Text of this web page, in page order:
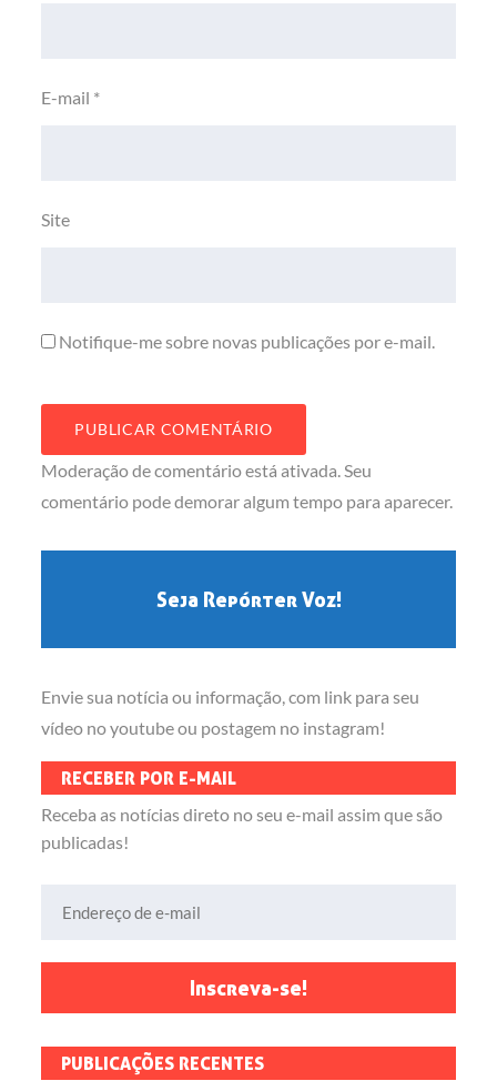
E-mail *
Site
Notifique-me sobre novas publicações por e-mail.
Moderação de comentário está ativada. Seu
comentário pode demorar algum tempo para aparecer.
Seja Repórter Voz!
Envie sua notícia ou informação, com link para seu
vídeo no youtube ou postagem no instagram!
RECEBER POR E-MAIL
Receba as notícias direto no seu e-mail assim que são
publicadas!
Inscreva-se!
PUBLICAÇÕES RECENTES